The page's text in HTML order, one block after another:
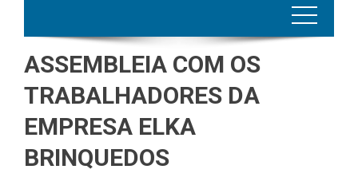
ASSEMBLEIA COM OS
TRABALHADORES DA
EMPRESA ELKA
BRINQUEDOS